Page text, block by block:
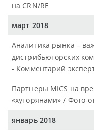
на CRN/RE
март 2018
Аналитика рынка –
дистрибьюторских
- Комментарий
Партнеры MICS на
«хуторянами» / Фото-
январь 2018